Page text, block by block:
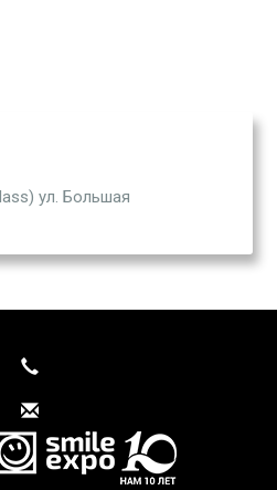
ул. Большая